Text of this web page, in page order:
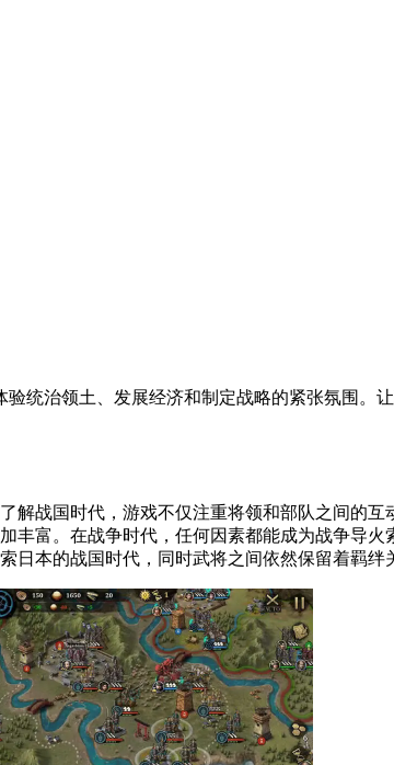
统治领土、发展经济和制定战略的紧张氛围。
战国时代，游戏不仅注重将领和部队之间的
富。在战争时代，任何因素都能成为战争导
本的战国时代，同时武将之间依然保留着羁绊